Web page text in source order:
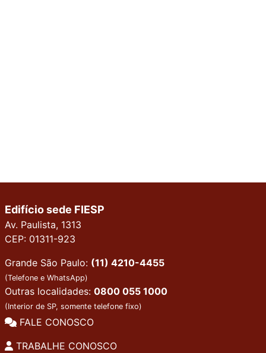
Edifício sede FIESP
Av. Paulista, 1313
CEP: 01311-923
Grande São Paulo: (11) 4210-4455
(Telefone e WhatsApp)
Outras localidades: 0800 055 1000
(Interior de SP, somente telefone fixo)
FALE CONOSCO
TRABALHE CONOSCO